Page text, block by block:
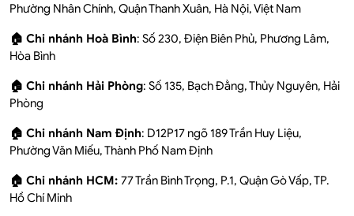
Phường Nhân Chính, Quận Thanh Xuân, Hà Nội, Việt Nam
🏠 Chi nhánh Hoà Bình: Số 230, Điện Biên Phủ, Phương Lâm,
Hòa Bình
🏠 Chi nhánh Hải Phòng: Số 135, Bạch Đằng, Thủy Nguyên, Hải
Phòng
🏠 Chi nhánh Nam Định: D12P17 ngõ 189 Trần Huy Liệu,
Phường Văn Miếu, Thành Phố Nam Định
🏠 Chi nhánh HCM: 77 Trần Bình Trọng, P.1, Quận Gò Vấp, TP.
Hồ Chí Minh